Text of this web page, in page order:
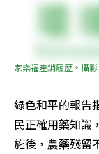
家樂福產銷履歷。攝影
綠色和平的報告
民正確用藥知識
施後，農藥殘留